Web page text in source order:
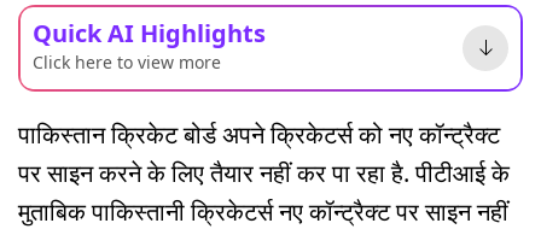
Quick AI Highlights
Click here to view more
पाकिस्तान क्रिकेट बोर्ड अपने क्रिकेटर्स को नए कॉन्ट्रैक्ट
पर साइन करने के लिए तैयार नहीं कर पा रहा है. पीटीआई के
मुताबिक पाकिस्तानी क्रिकेटर्स नए कॉन्ट्रैक्ट पर साइन नहीं